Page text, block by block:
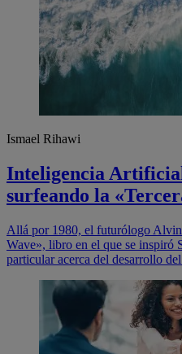
Ismael Rihawi
Inteligencia
surfeando la
Allá por 1980, el futurólogo
Wave», libro en el que se inspiró
particular acerca del desarrollo